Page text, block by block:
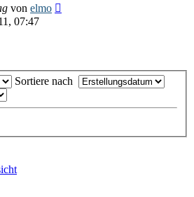
von elmo
07:47
Sortiere nach